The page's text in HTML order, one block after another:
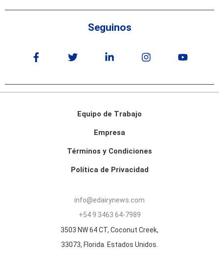
Seguinos
Equipo de Trabajo
Empresa
Términos y Condiciones
Política de Privacidad
info@edairynews.com
+54 9 3463 64-7989
3503 NW 64 CT, Coconut Creek,
33073, Florida. Estados Unidos.